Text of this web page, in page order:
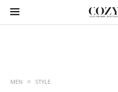
MEN STYLE